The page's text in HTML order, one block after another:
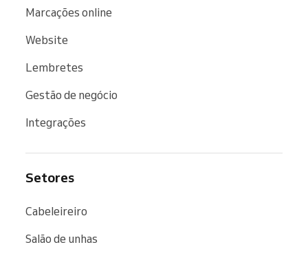
Marcações online
Website
Lembretes
Gestão de negócio
Integrações
Setores
Cabeleireiro
Salão de unhas